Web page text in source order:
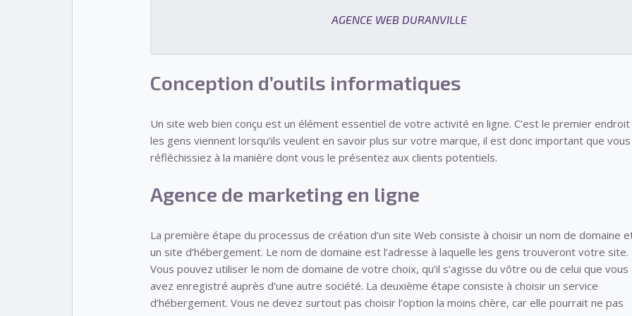
AGENCE WEB DURANVILLE
Conception d’outils informatiques
Un site web bien conçu est un élément essentiel de votre activité en ligne. C’est le premier endroit
les gens viennent lorsqu’ils veulent en savoir plus sur votre marque, il est donc important que vous
réfléchissiez à la manière dont vous le présentez aux clients potentiels.
Agence de marketing en ligne
La première étape du processus de création d’un site Web consiste à choisir un nom de domaine
un site d’hébergement. Le nom de domaine est l’adresse à laquelle les gens trouveront votre site.
Vous pouvez utiliser le nom de domaine de votre choix, qu’il s’agisse du vôtre ou de celui que vous
avez enregistré auprès d’une autre société. La deuxième étape consiste à choisir un service
d’hébergement. Vous ne devez surtout pas choisir l’option la moins chère, car elle pourrait ne pas